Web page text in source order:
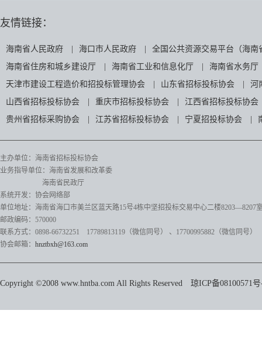
友情链接：
海南省人民政府 海口市人民政府
全国公共资源交易平台（海南
海南省住房和城乡建设厅
海南省工业和信息化厅
海南省水务厅
天津市建设工程造价和招投标管理协会
山东省招标投标协会
河
山西省招标投标协会
重庆市招标投标协会
江西省招标投标协会
贵州省招标采购协会
江苏省招标投标协会 宁夏招投标协会
主办单位：海南省招标投标协会
业务指导单位：海南省发展和改革委
海南省民政厅
系统开发：协会网络部
单位地址：海南省海口市美兰区蓝天路15号4栋中坚招投标交易中心二楼8203—8207
邮政编码：570000
联系方式：0898-66732251 17789813119（微信同号）
、17700995882 （微信同号）
协会邮箱： hnztbxh@163.com
Copyright ©2008 www.hntba.com All Rights Reserved 琼ICP备08100571